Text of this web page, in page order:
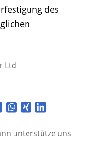
des
Ltd
unterstütze uns